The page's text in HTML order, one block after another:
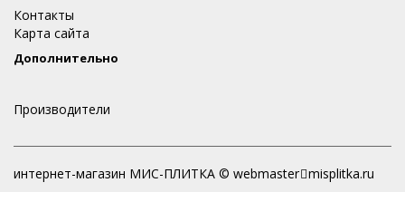
Контакты
Карта сайта
Дополнительно
Производители
интернет-магазин МИС-ПЛИТКА © webmaster misplitka.ru